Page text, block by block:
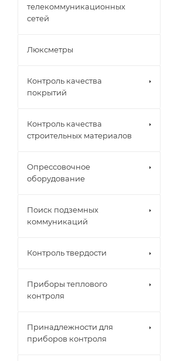
телекоммуникационных
сетей
Люксметры
Контроль качества
покрытий
Контроль качества
строительных материалов
Опрессовочное
оборудование
Поиск подземных
коммуникаций
Контроль твердости
Приборы теплового
контроля
Принадлежности для
приборов контроля